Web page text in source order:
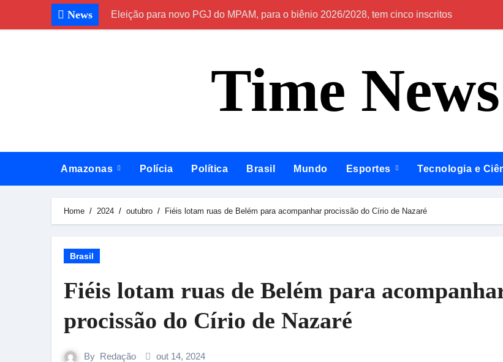
News Eleição para novo PGJ do MPAM, para o biênio 2026/2028, tem cinco inscritos Em
Time
Amazonas Polícia Política Brasil Mundo Esportes Tecnologia e
Home 2024 outubro Fiéis lotam ruas de Belém para acompanhar procissão do Círio de Nazaré
Brasil
Fiéis lotam ruas de Belém para
procissão do Círio de Nazaré
By Redação out 14, 2024